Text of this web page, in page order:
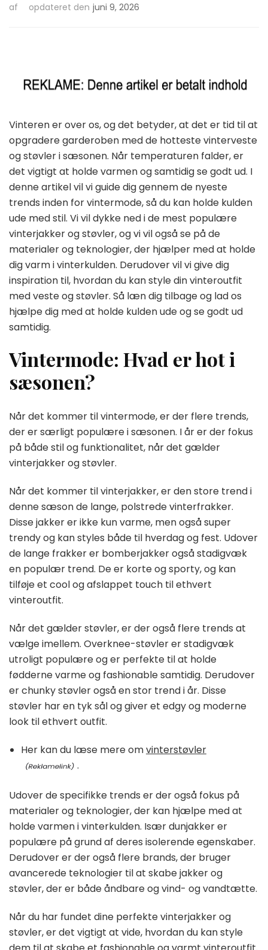
af opdateret den juni 9, 2026
Vinteren er over os, og det betyder, at det er tid til at
opgradere garderoben med de hotteste vinterveste
og støvler i sæsonen. Når temperaturen falder, er
det vigtigt at holde varmen og samtidig se godt ud. I
denne artikel vil vi guide dig gennem de nyeste
trends inden for vintermode, så du kan holde kulden
ude med stil. Vi vil dykke ned i de mest populære
vinterjakker og støvler, og vi vil også se på de
materialer og teknologier, der hjælper med at holde
dig varm i vinterkulden. Derudover vil vi give dig
inspiration til, hvordan du kan style din vinteroutfit
med veste og støvler. Så læn dig tilbage og lad os
hjælpe dig med at holde kulden ude og se godt ud
samtidig.
Vintermode: Hvad er hot i
sæsonen?
Når det kommer til vintermode, er der flere trends,
der er særligt populære i sæsonen. I år er der fokus
på både stil og funktionalitet, når det gælder
vinterjakker og støvler.
Når det kommer til vinterjakker, er den store trend i
denne sæson de lange, polstrede vinterfrakker.
Disse jakker er ikke kun varme, men også super
trendy og kan styles både til hverdag og fest. Udover
de lange frakker er bomberjakker også stadigvæk
en populær trend. De er korte og sporty, og kan
tilføje et cool og afslappet touch til ethvert
vinteroutfit.
Når det gælder støvler, er der også flere trends at
vælge imellem. Overknee-støvler er stadigvæk
utroligt populære og er perfekte til at holde
fødderne varme og fashionable samtidig. Derudover
er chunky støvler også en stor trend i år. Disse
støvler har en tyk sål og giver et edgy og moderne
look til ethvert outfit.
Her kan du læse mere omvinterstøvler
.
Udover de specifikke trends er der også fokus på
materialer og teknologier, der kan hjælpe med at
holde varmen i vinterkulden. Især dunjakker er
populære på grund af deres isolerende egenskaber.
Derudover er der også flere brands, der bruger
avancerede teknologier til at skabe jakker og
støvler, der er både åndbare og vind- og vandtætte.
Når du har fundet dine perfekte vinterjakker og
støvler, er det vigtigt at vide, hvordan du kan style